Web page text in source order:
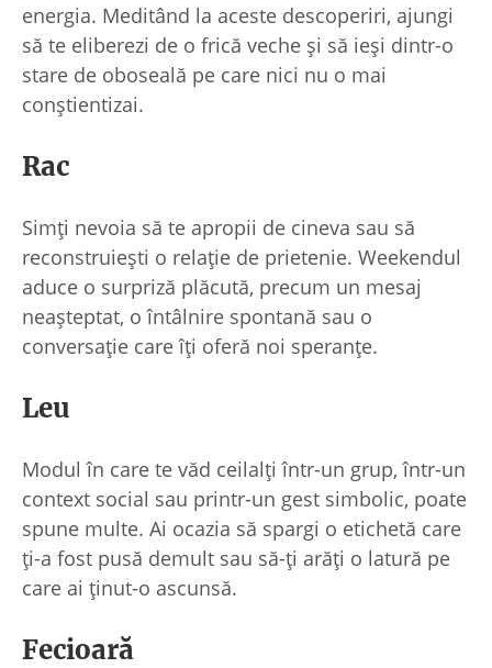
energia. Meditând la aceste descoperiri, ajungi
să te eliberezi de o frică veche și să ieși dintr-o
stare de oboseală pe care nici nu o mai
conștientizai.
Rac
Simți nevoia să te apropii de cineva sau să
reconstruiești o relație de prietenie. Weekendul
aduce o surpriză plăcută, precum un mesaj
neașteptat, o întâlnire spontană sau o
conversație care îți oferă noi speranțe.
Leu
Modul în care te văd ceilalți într-un grup, într-un
context social sau printr-un gest simbolic, poate
spune multe. Ai ocazia să spargi o etichetă care
ți-a fost pusă demult sau să-ți arăți o latură pe
care ai ținut-o ascunsă.
Fecioară